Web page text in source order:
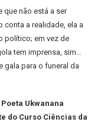
que não está a ser
a realidade, ela a
político; em vez de
tem imprensa, sim…
gala para o funeral da
Ukwanana
do Curso Ciências da